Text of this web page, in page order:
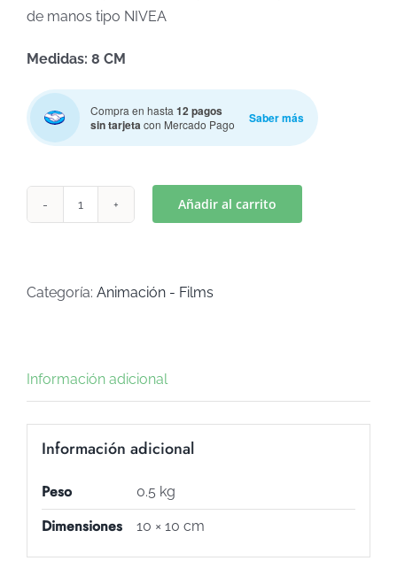
de manos tipo NIVEA
Medidas: 8 CM
Compra en hasta12 pagos
sin tarjetacon Mercado Pago Saber más
-
213)
Añadir al carrito
Categoría: Animación - Films
Información adicional
Información adicional
Peso 0.5 kg
Dimensiones 10 × 10 cm